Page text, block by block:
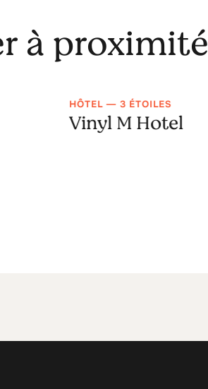
à proximité
HÔTEL — 3 ÉTOILES
Vinyl M Hotel